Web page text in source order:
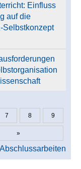
Einfluss
auf die
Selbstkonzept
7 8 9
»